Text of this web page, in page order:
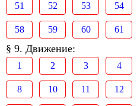
51 52 53 54
58 59 60 61
§ 9. Движение:
1 2 3 4
8 10 11 12